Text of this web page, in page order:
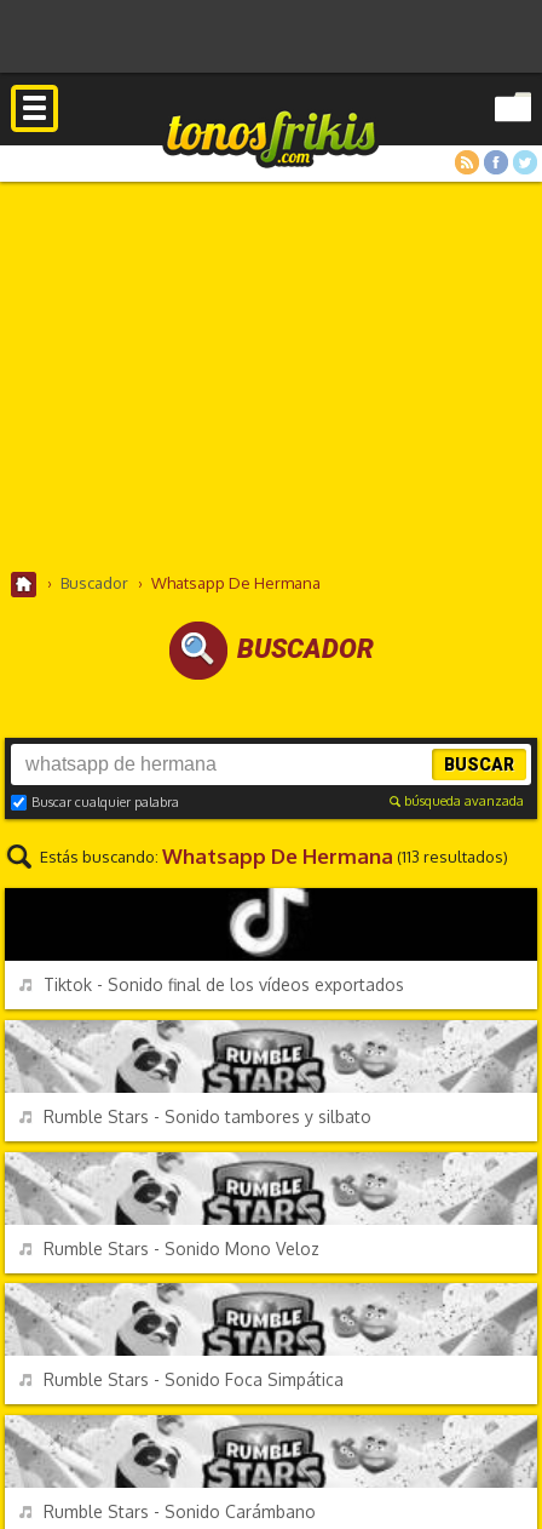
RSS FacebookTwitter
› Buscador › Whatsapp De Hermana
BUSCADOR
BUSCAR
Buscar cualquier palabra búsqueda avanzada
Estás buscando:Whatsapp De Hermana (113 resultados)
REPRODUCIR
Tiktok - Sonido final de los vídeos exportados
REPRODUCIR
Rumble Stars - Sonido tambores y silbato
REPRODUCIR
Rumble Stars - Sonido Mono Veloz
REPRODUCIR
Rumble Stars - Sonido Foca Simpática
REPRODUCIR
Rumble Stars - Sonido Carámbano